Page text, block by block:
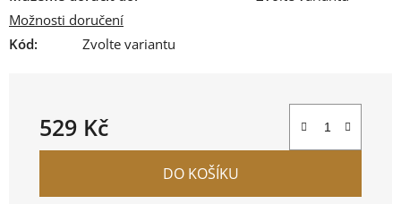
Možnosti doručení
Kód:
Zvolte variantu
529 Kč
Měrná cena:
DO KOŠÍKU